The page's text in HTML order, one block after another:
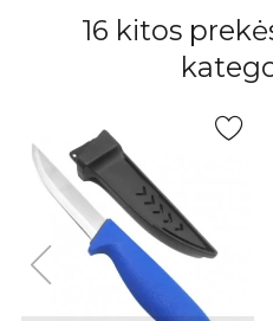
16 kitos